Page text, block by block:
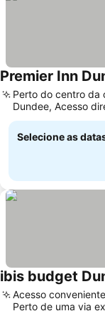
Premier Inn
Perto do centro da
Dundee, Acesso
Beefeater
Selecione as
ibis budget
Acesso
Perto de uma via